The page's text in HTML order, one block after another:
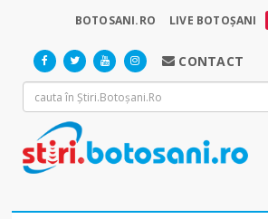
BOTOSANI.RO LIVE BOTOȘANI
CONTACT